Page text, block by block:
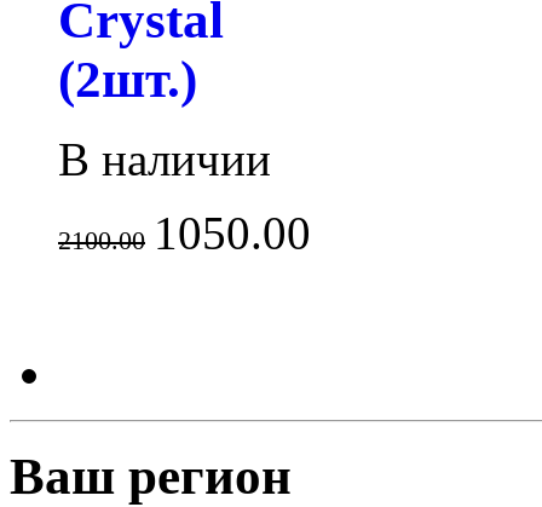
Crystal
(2шт.)
В наличии
2100.00 1050.00
Ваш регион